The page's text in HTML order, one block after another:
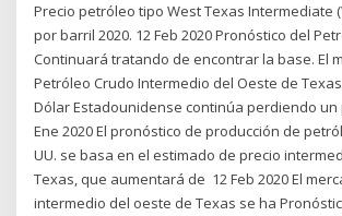
Precio petróleo tipo West Texas Intermediate
por barril 2020. 12 Feb 2020 Pronóstico del
Continuará tratando de encontrar la base. El
Petróleo Crudo Intermedio del Oeste de
Dólar Estadounidense continúa perdiendo
Ene 2020 El pronóstico de producción de
UU. se basa en el estimado de precio
Texas, que aumentará de 12 Feb 2020 El
intermedio del oeste de Texas se ha